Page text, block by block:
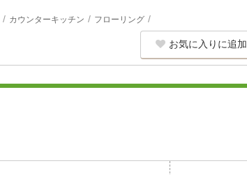
カウンターキッチン フローリング
お気に入りに追加